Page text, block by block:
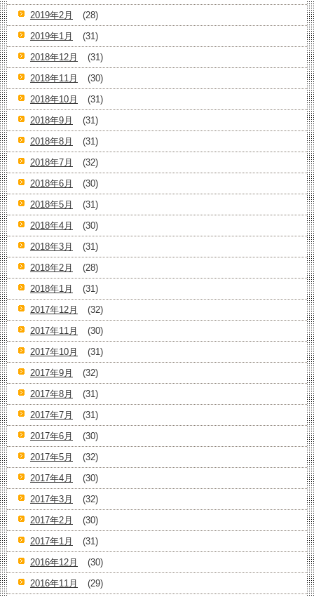
2019年2月
(28)
2019年1月
(31)
2018年12月
(31)
2018年11月
(30)
2018年10月
(31)
2018年9月
(31)
2018年8月
(31)
2018年7月
(32)
2018年6月
(30)
2018年5月
(31)
2018年4月
(30)
2018年3月
(31)
2018年2月
(28)
2018年1月
(31)
2017年12月
(32)
2017年11月
(30)
2017年10月
(31)
2017年9月
(32)
2017年8月
(31)
2017年7月
(31)
2017年6月
(30)
2017年5月
(32)
2017年4月
(30)
2017年3月
(32)
2017年2月
(30)
2017年1月
(31)
2016年12月
(30)
2016年11月
(29)